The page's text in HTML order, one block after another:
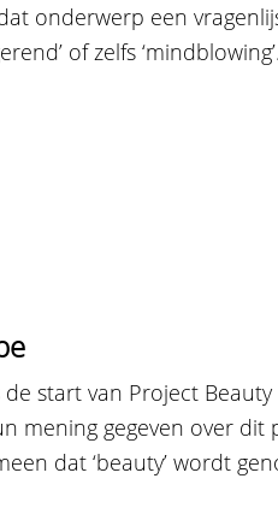
onderwerp een
of zelfs
de start van Project
mening gegeven over
dat ‘beauty’ wordt